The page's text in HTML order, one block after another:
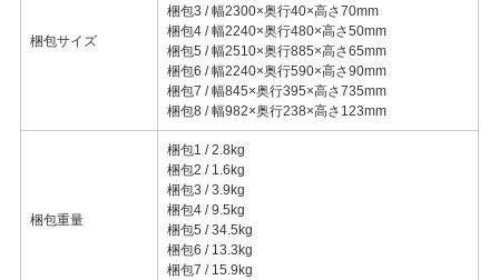
梱包サイズ
梱包3 / 幅2300×奥行40×高さ70mm
梱包4 / 幅2240×奥行480×高さ50mm
梱包5 / 幅2510×奥行885×高さ65mm
梱包6 / 幅2240×奥行590×高さ90mm
梱包7 / 幅845×奥行395×高さ735mm
梱包8 / 幅982×奥行238×高さ123mm
梱包重量
梱包1 / 2.8kg
梱包2 / 1.6kg
梱包3 / 3.9kg
梱包4 / 9.5kg
梱包5 / 34.5kg
梱包6 / 13.3kg
梱包7 / 15.9kg